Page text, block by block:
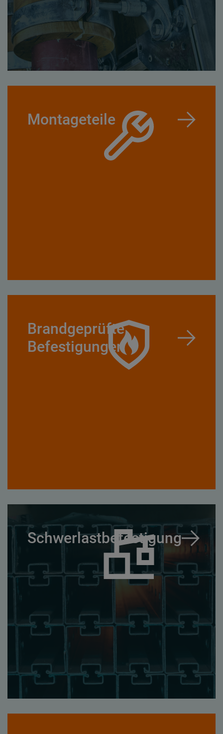
Montageteile
Brandgeprüfte
Befestigungen
Schwerlastbefestigung